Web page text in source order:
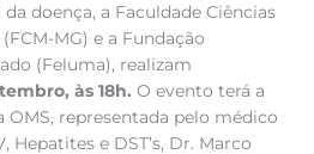
doença, a Faculdade Ciências
MG) e a Fundação
(Feluma), realizam
às 18h. O evento terá a
OMS, representada pelo médico
e DST’s, Dr. Marco